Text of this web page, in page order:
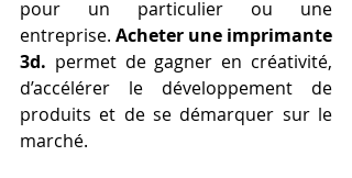
pour un particulier ou une
entreprise. Acheter une imprimante
3d. permet de gagner en créativité,
d’accélérer le développement de
produits et de se démarquer sur le
marché.